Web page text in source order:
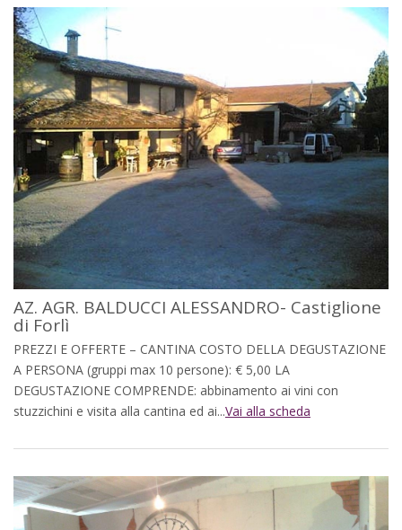
AZ. AGR. BALDUCCI ALESSANDRO- Castiglione
di Forlì
PREZZI E OFFERTE – CANTINA COSTO DELLA DEGUSTAZIONE
A PERSONA (gruppi max 10 persone): € 5,00 LA
DEGUSTAZIONE COMPRENDE: abbinamento ai vini con
stuzzichini e visita alla cantina ed ai...Vai alla scheda